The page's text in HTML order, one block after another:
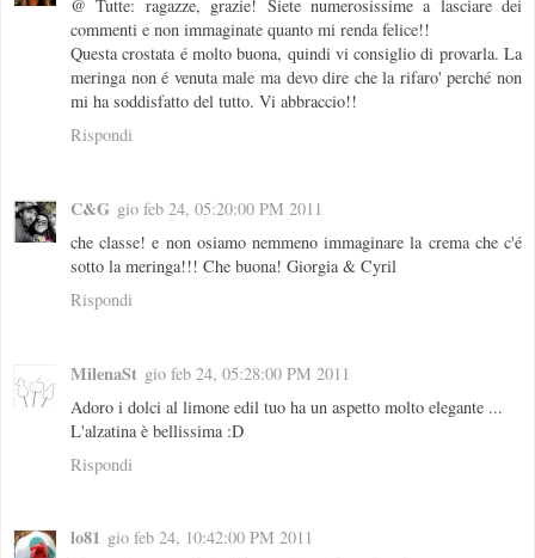
@ Tutte: ragazze, grazie! Siete numerosissime a lasciare dei
commenti e non immaginate quanto mi renda felice!!
Questa crostata é molto buona, quindi vi consiglio di provarla. La
meringa non é venuta male ma devo dire che la rifaro' perché non
mi ha soddisfatto del tutto. Vi abbraccio!!
Rispondi
C&G gio feb 24, 05:20:00 PM 2011
che classe! e non osiamo nemmeno immaginare la crema che c'é
sotto la meringa!!! Che buona! Giorgia & Cyril
Rispondi
MilenaSt gio feb 24, 05:28:00 PM 2011
Adoro i dolci al limone edil tuo ha un aspetto molto elegante ...
L'alzatina è bellissima :D
Rispondi
lo81 gio feb 24, 10:42:00 PM 2011